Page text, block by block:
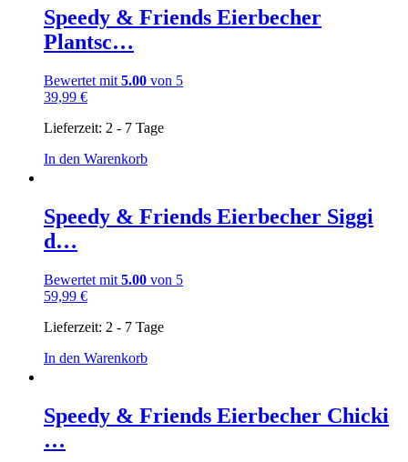
Speedy & Friends Eierbecher
Plantsc…
Bewertet mit 5.00 von 5
39,99 €
Lieferzeit: 2 - 7 Tage
In den Warenkorb
Speedy & Friends Eierbecher Siggi
d…
Bewertet mit 5.00 von 5
59,99 €
Lieferzeit: 2 - 7 Tage
In den Warenkorb
Speedy & Friends Eierbecher Chicki
…